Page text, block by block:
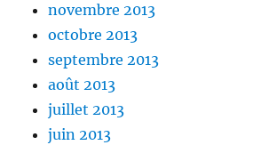
novembre 2013
octobre 2013
septembre 2013
août 2013
juillet 2013
juin 2013